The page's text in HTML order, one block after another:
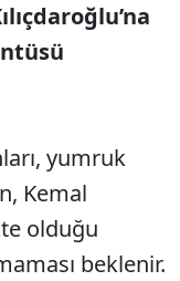
yumruk
Kemal
olduğu
beklenir.